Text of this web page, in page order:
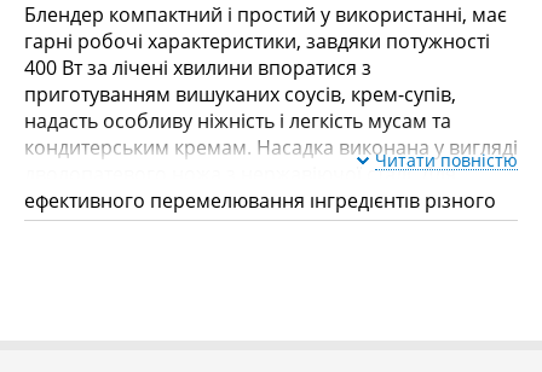
Блендер компактний і простий у використанні, має
гарні робочі характеристики, завдяки потужності
400 Вт за лічені хвилини впоратися з
приготуванням вишуканих соусів, крем-супів,
надасть особливу ніжність і легкість мусам та
кондитерським кремам. Насадка виконана у вигляді
дволопатевого ножа з нержавіючої сталі. Для
ефективного перемелювання інгредієнтів різного
ступеня твердості прилад оснащений стандартною
Читати повністю